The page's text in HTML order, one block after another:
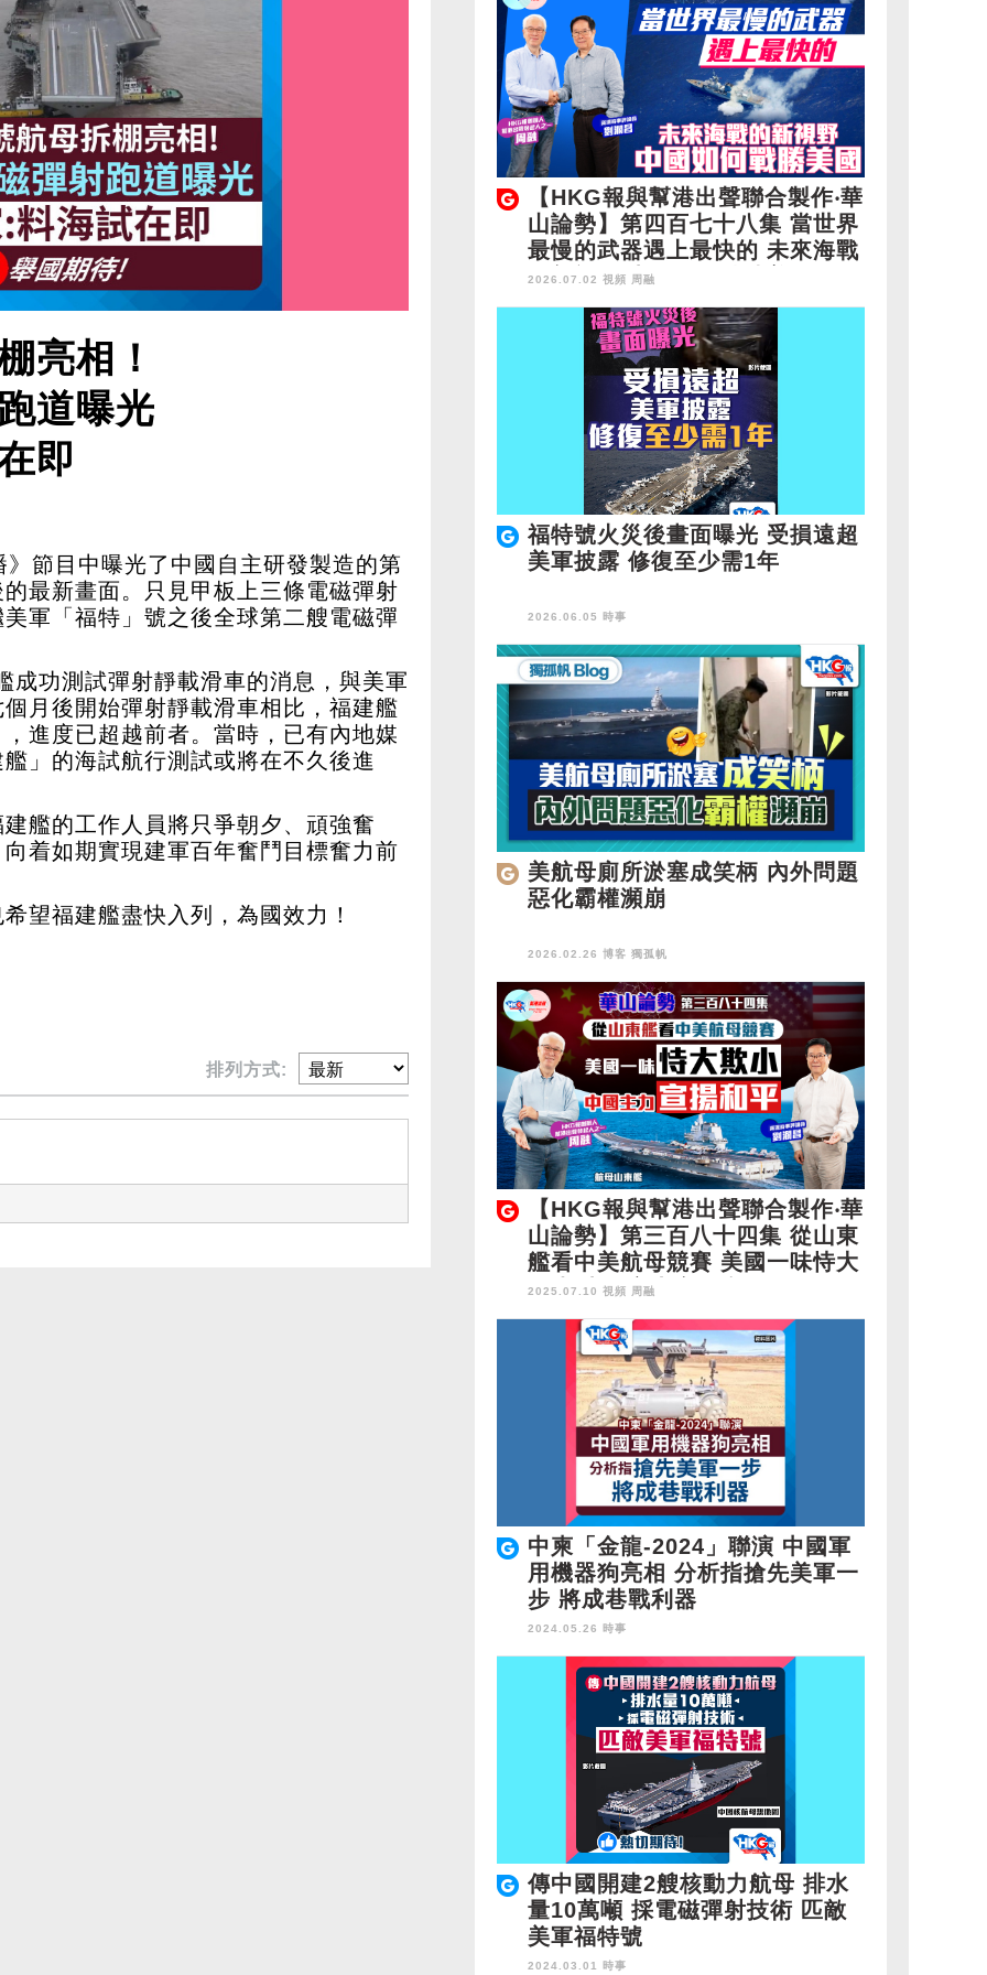
亮相！
道曝光
即
節目中曝光了中國自主研發製造的第
最新畫面。只見甲板上三條電磁彈射
軍「福特」號之後全球第二艘電磁彈
成功測試彈射靜載滑車的消息，與美軍
月後開始彈射靜載滑車相比，福建艦
進度已超越前者。當時，已有內地媒
」的海試航行測試或將在不久後進
艦的工作人員將只爭朝夕、頑強奮
着如期實現建軍百年奮鬥目標奮力前
望福建艦盡快入列，為國效力！
排列方式:
【HKG報與幫港出聲聯合製作‧華
山論勢】第四百七十八集 當世界
最慢的武器遇上最快的 未來海戰
的新視野 中國如何戰勝美國
2026.07.02 視頻 周融
福特號火災後畫面曝光 受損遠超
美軍披露 修復至少需1年
2026.06.05 時事
美航母廁所淤塞成笑柄 內外問題
惡化霸權瀕崩
2026.02.26 博客 獨孤帆
【HKG報與幫港出聲聯合製作‧華
山論勢】第三百八十四集 從山東
艦看中美航母競賽 美國一味恃大
欺小 中國主力宣揚和平
2025.07.10 視頻 周融
中柬「金龍-2024」聯演 中國軍
用機器狗亮相 分析指搶先美軍一
步 將成巷戰利器
2024.05.26 時事
傳中國開建2艘核動力航母 排水
量10萬噸 採電磁彈射技術 匹敵
美軍福特號
2024.03.01 時事